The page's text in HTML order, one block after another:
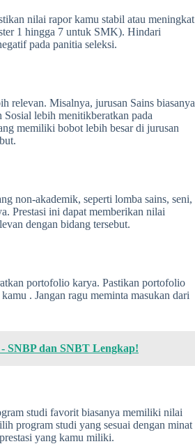
nilai rapor kamu stabil atau meningkat
1 hingga 7 untuk SMK). Hindari
pada panitia seleksi.
relevan. Misalnya, jurusan Sains biasanya
lebih menitikberatkan pada
memiliki bobot lebih besar di jurusan
non-akademik, seperti lomba sains, seni,
Prestasi ini dapat memberikan nilai
dengan bidang tersebut.
portofolio karya. Pastikan portofolio
. Jangan ragu meminta masukan dari
SNBP dan SNBT Lengkap!
studi favorit biasanya memiliki nilai
program studi yang sesuai dengan minat
yang kamu miliki.